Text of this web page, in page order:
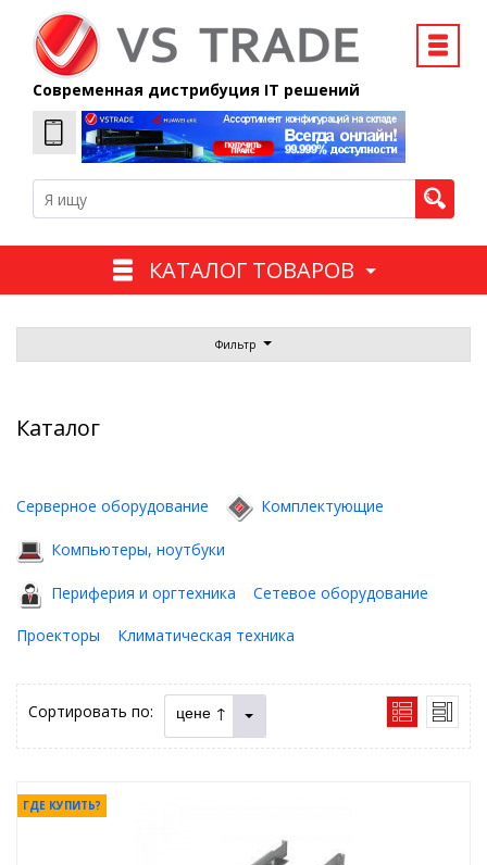
Современная дистрибуция IT решений
КАТАЛОГ ТОВАРОВ
Фильтр
Каталог
Серверное оборудование Комплектующие
Компьютеры, ноутбуки
Периферия и оргтехника Сетевое оборудование
Проекторы Климатическая техника
Сортировать по: цене ↑
ГДЕ КУПИТЬ?